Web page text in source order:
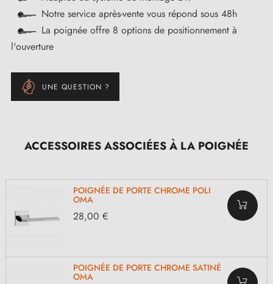
Notre service après-vente vous répond sous 48h
La poignée offre 8 options de positionnement à
l'ouverture
UNE QUESTION ?
ACCESSOIRES ASSOCIÉES À LA POIGNÉE
POIGNÉE DE PORTE CHROME POLI
OMA
28,00 €
POIGNÉE DE PORTE CHROME SATINÉ
OMA